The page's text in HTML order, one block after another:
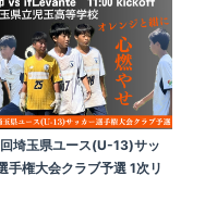
埼玉県ユース(U-13)サッ
手権大会クラブ予選 1次リ